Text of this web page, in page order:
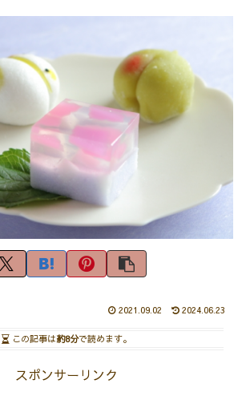
2021.09.02 2024.06.23
この記事は約8分で読めます。
スポンサーリンク